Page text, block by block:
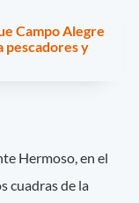
Campo Alegre
pescadores y
Hermoso, en el
cuadras de la